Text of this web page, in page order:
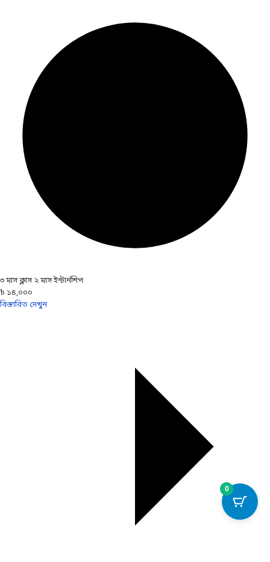
৩ মাস ক্লাস ২ মাস ইন্টার্নশিপ
৳ ১৪,০০০
বিস্তারিত দেখুন
0